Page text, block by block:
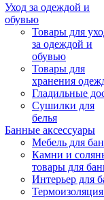
Уход за одеждой и
обувью
Товары для
за одеждой и
обувью
Товары для
хранения
Гладильные
Сушилки для
белья
Банные аксессуары
Мебель для
Камни и
товары для
Интерьер для